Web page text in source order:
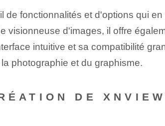
fonctionnalités et d'options qui
visionneuse d'images, il offre
intuitive et sa compatibilité
photographie et du graphisme.
DE